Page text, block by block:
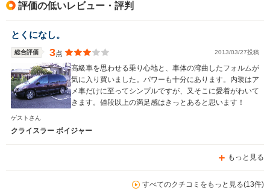
評価の低いレビュー・評判
とくになし。
総合評価 3点 2013/03/27投稿
高級車を思わせる乗り心地と、車体の湾曲したフォルムが
気に入り買いました。パワーも十分にあります。内装はア
メ車だけに至ってシンプルですが、又そこに愛着がわいて
きます。値段以上の満足感はきっとあると思います！
ゲストさん
クライスラー ボイジャー
もっと見る
すべてのクチコミをもっと見る(13件)